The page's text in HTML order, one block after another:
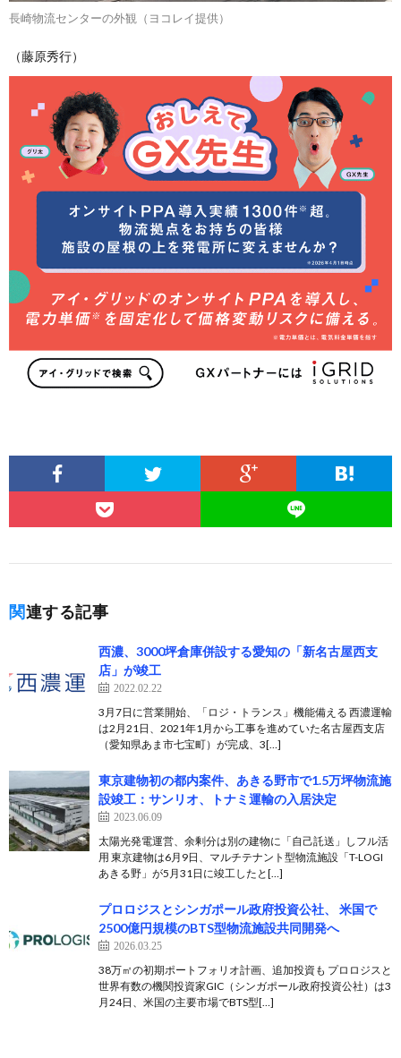
長崎物流センターの外観（ヨコレイ提供）
（藤原秀行）
関連する記事
西濃、3000坪倉庫併設する愛知の「新名古屋西支
店」が竣工
2022.02.22
3月7日に営業開始、「ロジ・トランス」機能備える 西濃運輸
は2月21日、2021年1月から工事を進めていた名古屋西支店
（愛知県あま市七宝町）が完成、3[…]
東京建物初の都内案件、あきる野市で1.5万坪物流施
設竣工：サンリオ、トナミ運輸の入居決定
2023.06.09
太陽光発電運営、余剰分は別の建物に「自己託送」しフル活
用 東京建物は6月9日、マルチテナント型物流施設「T-LOGI
あきる野」が5月31日に竣工したと[…]
プロロジスとシンガポール政府投資公社、 米国で
2500億円規模のBTS型物流施設共同開発へ
2026.03.25
38万㎡の初期ポートフォリオ計画、追加投資も プロロジスと
世界有数の機関投資家GIC（シンガポール政府投資公社）は3
月24日、米国の主要市場でBTS型[…]